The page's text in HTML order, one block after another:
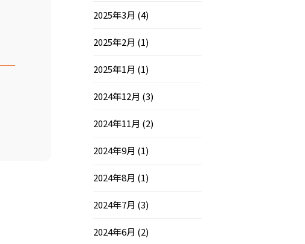
2025年3月 (4)
2025年2月 (1)
2025年1月 (1)
2024年12月 (3)
2024年11月 (2)
2024年9月 (1)
2024年8月 (1)
2024年7月 (3)
2024年6月 (2)